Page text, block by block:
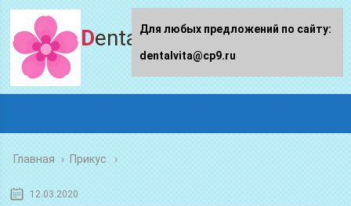
Dentalvita.ru
Главная › Прикус
12.03.2020
Для любых предложений по сайту:
dentalvita@cp9.ru